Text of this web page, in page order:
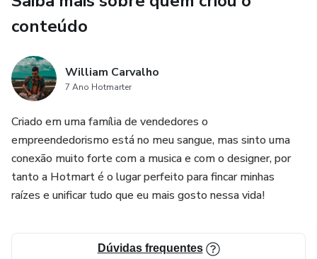
quiser e aprender em qualquer lugar.
-Ainda poderá se tornar um afiliado e ganhar 60% de
comissão em cada venda!
conteúdo
William Carvalho
7 Ano Hotmarter
Criado em uma família de vendedores o
empreendedorismo está no meu sangue, mas sinto uma
conexão muito forte com a musica e com o designer, por
tanto a Hotmart é o lugar perfeito para fincar minhas
raízes e unificar tudo que eu mais gosto nessa vida!
Dúvidas frequentes